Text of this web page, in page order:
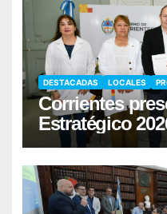
DESTACADAS LOCALES
Corrientes
Estratégico
fortalecer la